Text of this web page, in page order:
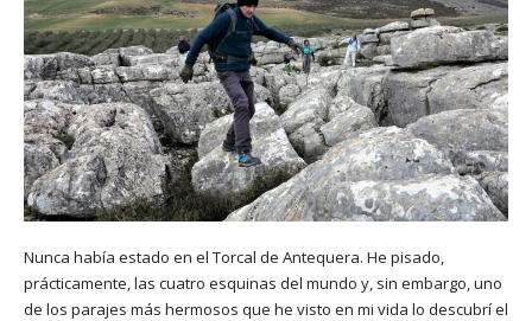
Nunca había estado en el Torcal de Antequera. He pisado,
prácticamente, las cuatro esquinas del mundo y, sin embargo, uno
de los parajes más hermosos que he visto en mi vida lo descubrí el